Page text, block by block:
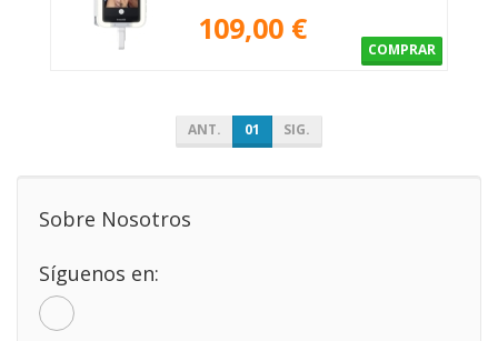
109,00 €
COMPRAR
ANT. 01 SIG.
Sobre Nosotros
Síguenos en: